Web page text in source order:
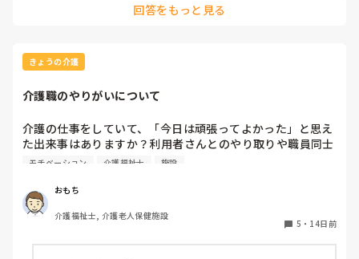
誰も違和感はなく、これが普通だよ？みたいな。
視野狭いなぁと思ったり、なんか意見してもめんどくさくな
るから黙っとこってなったり。
回答をもっと見る
きょうの介護
介護職のやりがいについて
介護の仕事をしていて、「今日は頑張ってよかった」と思え
た出来事はありますか？利用者さんとのやり取りや職員同士
の出来事など、どんなことでも構いません。ぜひ教えてくだ
モチベーション 介護福祉士 施設
おもち
介護福祉士, 介護老人保健施設
5 ・ 14日前